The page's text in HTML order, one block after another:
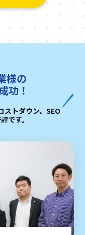
様の
功！
ストダウン、SEO
です。